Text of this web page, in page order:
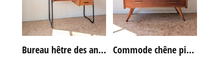
Bureau hêtre des années 60 Commode chêne pieds compas vintage